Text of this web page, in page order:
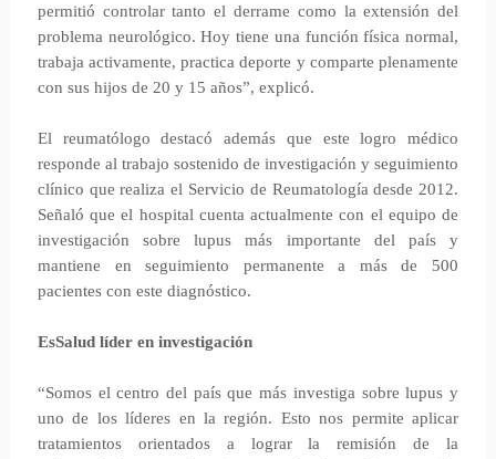
permitió controlar tanto el derrame como la extensión del
problema neurológico. Hoy tiene una función física normal,
trabaja activamente, practica deporte y comparte plenamente
con sus hijos de 20 y 15 años”, explicó.
El reumatólogo destacó además que este logro médico
responde al trabajo sostenido de investigación y seguimiento
clínico que realiza el Servicio de Reumatología desde 2012.
Señaló que el hospital cuenta actualmente con el equipo de
investigación sobre lupus más importante del país y
mantiene en seguimiento permanente a más de 500
pacientes con este diagnóstico.
EsSalud líder en investigación
“Somos el centro del país que más investiga sobre lupus y
uno de los líderes en la región. Esto nos permite aplicar
tratamientos orientados a lograr la remisión de la